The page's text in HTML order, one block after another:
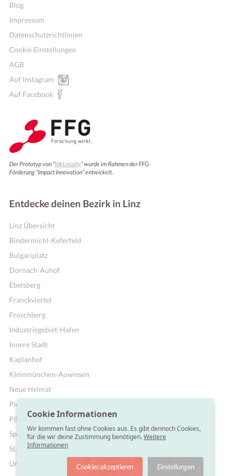
Blog
Impressum
Datenschutzrichtlinien
Cookie Einstellungen
AGB
Auf Instagram
Auf Facebook
Der Prototyp von “WeLocally” wurde im Rahmen der FFG-
Förderung “Impact Innovation” entwickelt.
Entdecke deinen Bezirk in Linz
Linz Übersicht
Bindermichl-Keferfeld
Bulgariplatz
Dornach-Auhof
Ebelsberg
Franckviertel
Froschberg
Industriegebiet-Hafen
Innere Stadt
Kaplanhof
Kleinmünchen-Auwiesen
Neue Heimat
Pichling
Pöstlingberg
Spallerhof
St. Magdalena
Urfahr
Cookie Informationen
Wir kommen fast ohne Cookies aus. Es gibt dennoch Cookies,
für die wir deine Zustimmung benötigen.Weitere
Informationen
Cookies akzeptieren Einstellungen